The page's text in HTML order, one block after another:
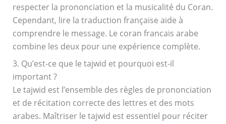
respecter la prononciation et la musicalité du Coran.
Cependant, lire la traduction française aide à
comprendre le message. Le coran francais arabe
combine les deux pour une expérience complète.
3. Qu’est-ce que le tajwid et pourquoi est-il
important ?
Le tajwid est l’ensemble des règles de prononciation
et de récitation correcte des lettres et des mots
arabes. Maîtriser le tajwid est essentiel pour réciter